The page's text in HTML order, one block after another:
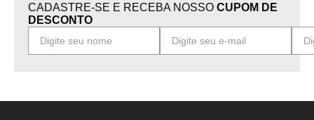
CADASTRE-SE E RECEBA NOSSO CUPOM DE
DESCONTO